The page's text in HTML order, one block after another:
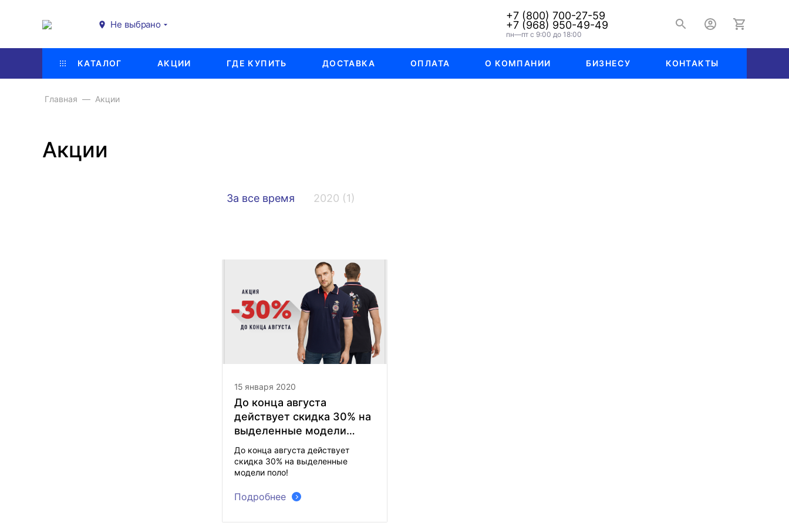
Не выбрано
+7 (800) 700-27-59
+7 (968) 950-49-49
пн—пт с 9:00 до 18:00
КАТАЛОГ АКЦИИ ГДЕ КУПИТЬ ДОСТАВКА ОПЛАТА О КОМПАНИИ БИЗНЕСУ КОНТАКТЫ
Главная Акции
Акции
За все время 2020 (1)
15 января 2020
До конца августа
действует скидка 30% на
выделенные модели
поло!
До конца августа действует
скидка 30% на выделенные
модели поло!
Подробнее